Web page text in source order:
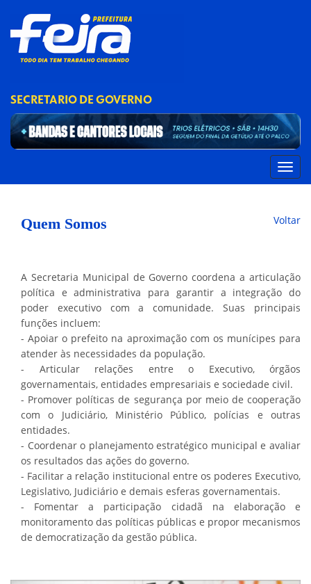
SECRETARIO DE GOVERNO
Quem Somos Voltar
A Secretaria Municipal de Governo coordena a articulação
política e administrativa para garantir a integração do
poder executivo com a comunidade. Suas principais
funções incluem:
- Apoiar o prefeito na aproximação com os munícipes para
atender às necessidades da população.
- Articular relações entre o Executivo, órgãos
governamentais, entidades empresariais e sociedade civil.
- Promover políticas de segurança por meio de cooperação
com o Judiciário, Ministério Público, polícias e outras
entidades.
- Coordenar o planejamento estratégico municipal e avaliar
os resultados das ações do governo.
- Facilitar a relação institucional entre os poderes Executivo,
Legislativo, Judiciário e demais esferas governamentais.
- Fomentar a participação cidadã na elaboração e
monitoramento das políticas públicas e propor mecanismos
de democratização da gestão pública.